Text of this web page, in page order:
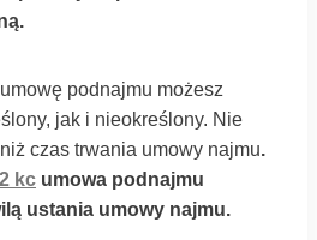
podnajmu możesz
jak i nieokreślony. Nie
czas trwania umowy najmu.
kc umowa podnajmu
ustania umowy najmu.